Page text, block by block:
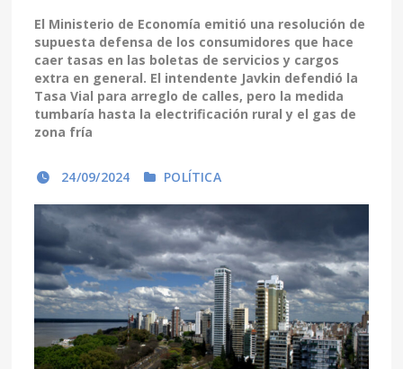
El Ministerio de Economía emitió una resolución de
supuesta defensa de los consumidores que hace
caer tasas en las boletas de servicios y cargos
extra en general. El intendente Javkin defendió la
Tasa Vial para arreglo de calles, pero la medida
tumbaría hasta la electrificación rural y el gas de
zona fría
24/09/2024 POLÍTICA